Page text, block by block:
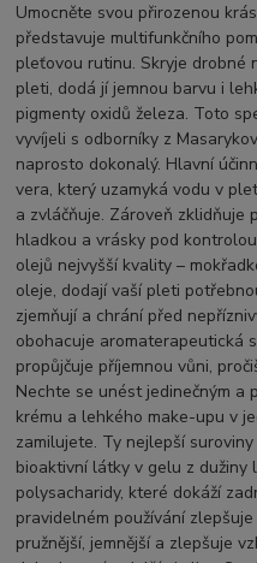
Umocněte svou přirozenou
představuje multifunkčního
pleťovou rutinu. Skryje drobné
pleti, dodá jí jemnou barvu i
pigmenty oxidů železa. Toto
vyvíjeli s odborníky z
naprosto dokonalý. Hlavní
vera, který uzamyká vodu v
a zvláčňuje. Zároveň zklidňuje
hladkou a vrásky pod
olejů nejvyšší kvality –
oleje, dodají vaší pleti
zjemňují a chrání před
obohacuje aromaterapeutická
propůjčuje příjemnou vůni,
Nechte se unést jedinečným a
krému a lehkého make-upu v
zamilujete. Ty nejlepší
bioaktivní látky v gelu z
polysacharidy, které dokáží
pravidelném používání
pružnější, jemnější a zlepšuje